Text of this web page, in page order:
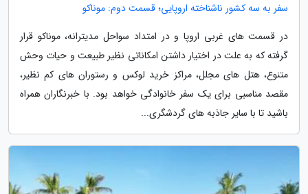
سفر به سه کشور ناشناخته اروپایی؛ قسمت دوم: موناکو
در قسمت های غربی اروپا و در امتداد سواحل مدیترانه، موناکو قرار
گرفته که به علت در اختیار داشتن امکاناتی نظیر طبیعت و حیات وحش
متنوع، هتل های مجلل، مراکز خرید لوکس و رستوران های کم نظیر،
مقصد مناسبی برای یک سفر خانوادگی خواهد بود. با خبرنگاران همراه
باشید تا با سایر جاذبه های گردشگری...